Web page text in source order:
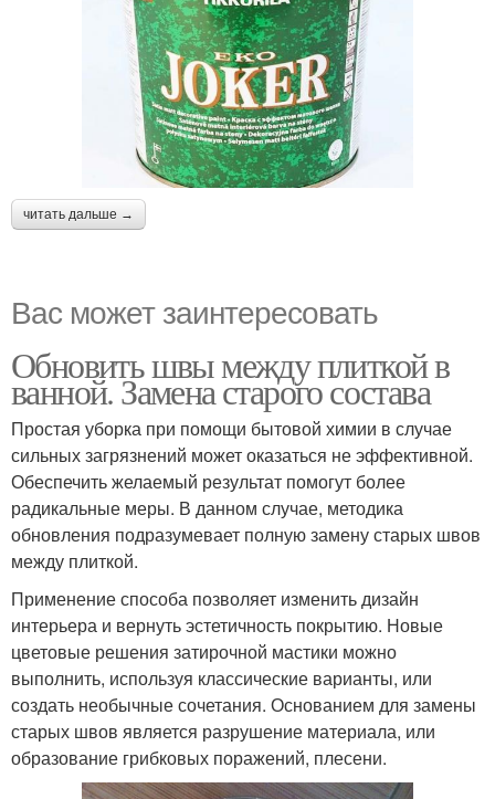
читать дальше →
Вас может заинтересовать
Обновить швы между плиткой в
ванной. Замена старого состава
Простая уборка при помощи бытовой химии в случае
сильных загрязнений может оказаться не эффективной.
Обеспечить желаемый результат помогут более
радикальные меры. В данном случае, методика
обновления подразумевает полную замену старых швов
между плиткой.
Применение способа позволяет изменить дизайн
интерьера и вернуть эстетичность покрытию. Новые
цветовые решения затирочной мастики можно
выполнить, используя классические варианты, или
создать необычные сочетания. Основанием для замены
старых швов является разрушение материала, или
образование грибковых поражений, плесени.